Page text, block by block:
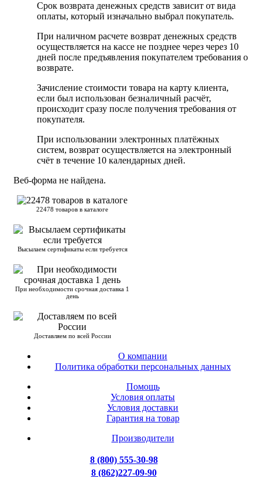
Срок возврата денежных средств зависит от вида
оплаты, который изначально выбрал покупатель.
При наличном расчете возврат денежных средств
осуществляется на кассе не позднее через через 10
дней после предъявления покупателем требования о
возврате.
Зачисление стоимости товара на карту клиента,
если был использован безналичный расчёт,
происходит сразу после получения требования от
покупателя.
При использовании электронных платёжных
систем, возврат осуществляется на электронный
счёт в течение 10 календарных дней.
Веб-форма не найдена.
22478 товаров в каталоге
Высылаем сертификаты если требуется
При необходимости срочная доставка 1
день
Доставляем по всей России
О компании
Политика обработки персональных данных
Помощь
Условия оплаты
Условия доставки
Гарантия на товар
Производители
8 (800) 555-30-98
8 (862)227-09-90